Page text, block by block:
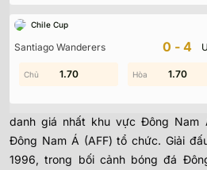
Chile Cup
Santiago Wanderers 0-4
0.20 1.90
1.70 1.70
của những cuộc đối đầu kịch tính,
là thước đo vị thế thực sự của các
AFF Suzuki Cup được ra
danh giá nhất khu vực Đông Nam
Đông Nam Á (AFF) tổ chức. Giải
1996, trong bối cảnh bóng đá